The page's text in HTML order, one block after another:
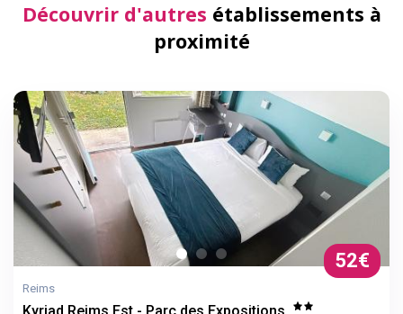
Découvrir d'autres établissements à
proximité
Reims
52€